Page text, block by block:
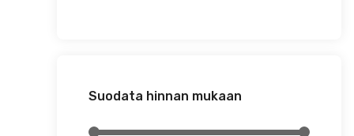
Suodata hinnan mukaan